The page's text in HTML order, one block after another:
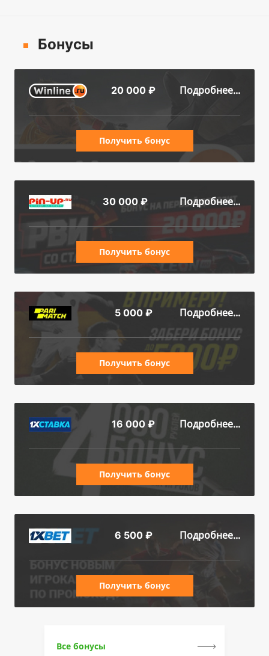
Бонусы
20 000 ₽ Подробнее...
Получить бонус
30 000 ₽ Подробнее...
Получить бонус
5 000 ₽ Подробнее...
Получить бонус
16 000 ₽ Подробнее...
Получить бонус
6 500 ₽ Подробнее...
Получить бонус
Все бонусы